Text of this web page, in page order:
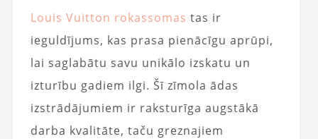
Louis Vuitton rokassomas tas ir
ieguldījums, kas prasa pienācīgu aprūpi,
lai saglabātu savu unikālo izskatu un
izturību gadiem ilgi. Šī zīmola ādas
izstrādājumiem ir raksturīga augstākā
darba kvalitāte, taču greznajiem